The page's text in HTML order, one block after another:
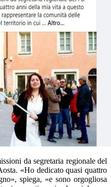
da segretaria regionale del
«Ho dedicato quasi quattro
spiega, «e sono orgogliosa